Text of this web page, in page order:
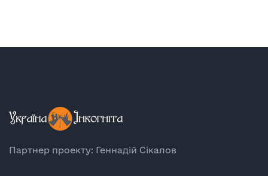
Партнер проекту: Геннадій Сікалов